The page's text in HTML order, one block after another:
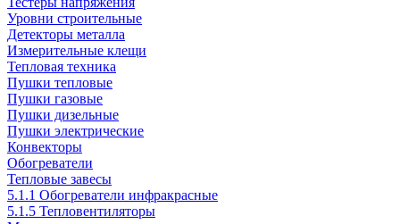
Уровни строительные
Детекторы металла
Измерительные клещи
Тепловая техника
Пушки тепловые
Пушки газовые
Пушки дизельные
Пушки электрические
Конвекторы
Обогреватели
Тепловые завесы
5.1.1 Обогреватели инфракрасные
5.1.5 Тепловентиляторы